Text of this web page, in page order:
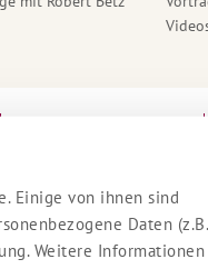
Einige von ihnen sind
Daten
Weitere